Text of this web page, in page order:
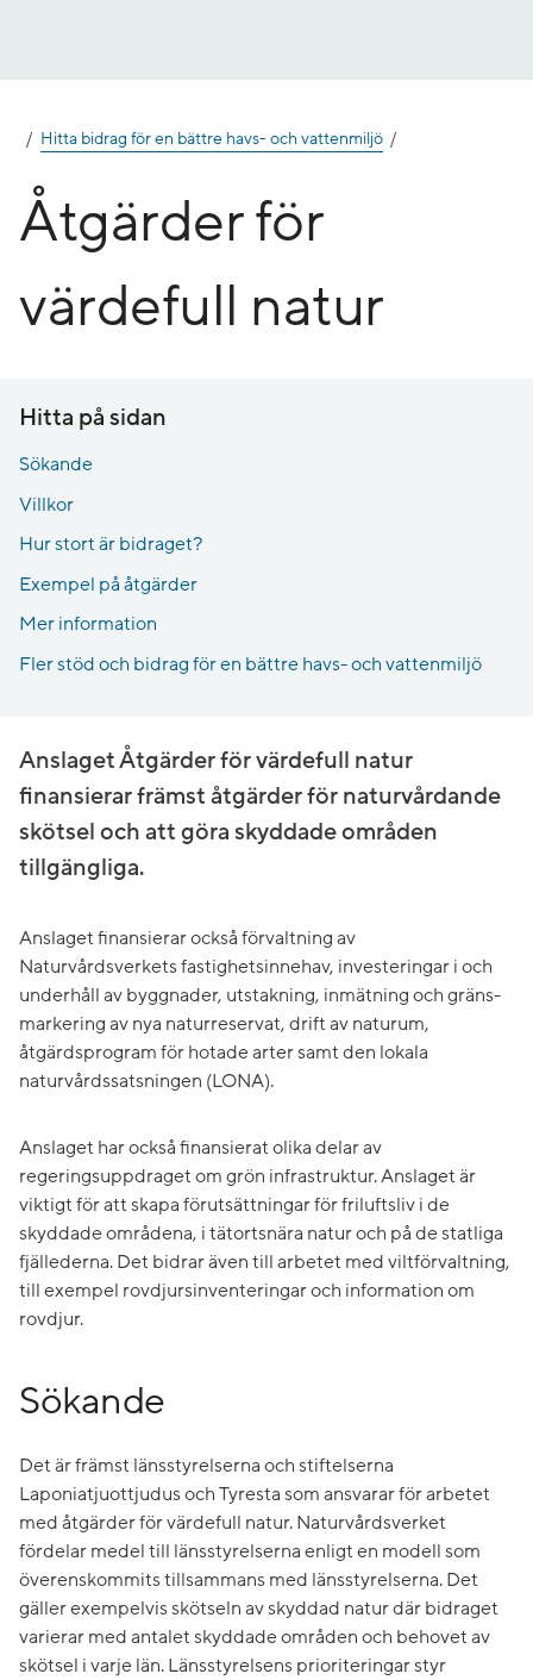
Hitta bidrag för en bättre havs- och vattenmiljö
Åtgärder för
värdefull natur
Hitta på sidan
Sökande
Villkor
Hur stort är bidraget?
Exempel på åtgärder
Mer information
Fler stöd och bidrag för en bättre havs- och vattenmiljö
Anslaget Åtgärder för värdefull natur
finansierar främst åtgärder för naturvårdande
skötsel och att göra skyddade områden
tillgängliga.
Anslaget finansierar också förvaltning av
Naturvårdsverkets fastighetsinnehav, investeringar i och
underhåll av byggnader, utstakning, inmätning och gräns-
markering av nya naturreservat, drift av naturum,
åtgärdsprogram för hotade arter samt den lokala
naturvårdssatsningen (LONA).
Anslaget har också finansierat olika delar av
regeringsuppdraget om grön infrastruktur. Anslaget är
viktigt för att skapa förutsättningar för friluftsliv i de
skyddade områdena, i tätortsnära natur och på de statliga
fjällederna. Det bidrar även till arbetet med viltförvaltning,
till exempel rovdjursinventeringar och information om
rovdjur.
Sökande
Det är främst länsstyrelserna och stiftelserna
Laponiatjuottjudus och Tyresta som ansvarar för arbetet
med åtgärder för värdefull natur. Naturvårdsverket
fördelar medel till länsstyrelserna enligt en modell som
överenskommits tillsammans med länsstyrelserna. Det
gäller exempelvis skötseln av skyddad natur där bidraget
varierar med antalet skyddade områden och behovet av
skötsel i varje län. Länsstyrelsens prioriteringar styr